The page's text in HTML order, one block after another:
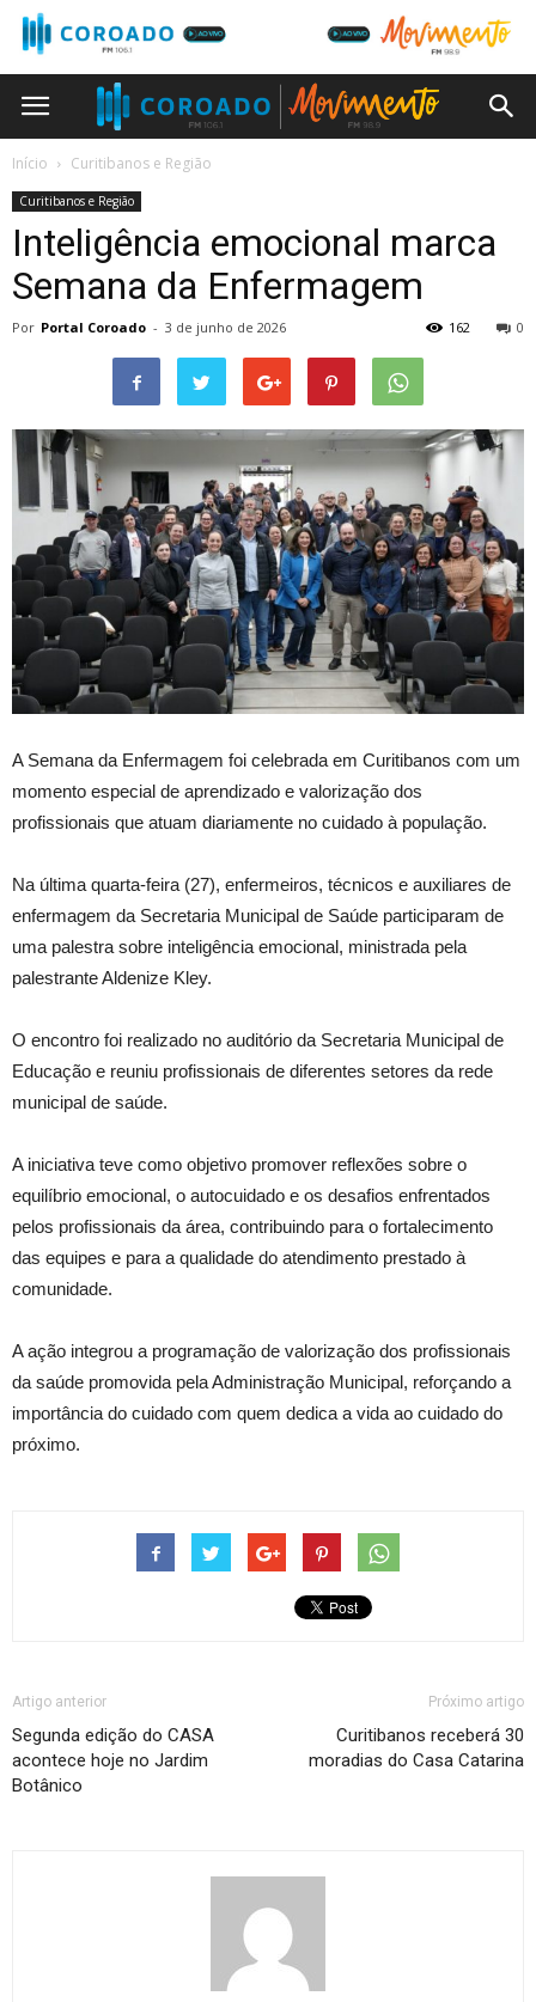
Início Curitibanos e Região
Curitibanos e Região
Inteligência emocional marca
Semana da Enfermagem
Por Portal Coroado - 3 de junho de 2026 0
162
A Semana da Enfermagem foi celebrada em Curitibanos com um
momento especial de aprendizado e valorização dos
profissionais que atuam diariamente no cuidado à população.
Na última quarta-feira (27), enfermeiros, técnicos e auxiliares de
enfermagem da Secretaria Municipal de Saúde participaram de
uma palestra sobre inteligência emocional, ministrada pela
palestrante Aldenize Kley.
O encontro foi realizado no auditório da Secretaria Municipal de
Educação e reuniu profissionais de diferentes setores da rede
municipal de saúde.
A iniciativa teve como objetivo promover reflexões sobre o
equilíbrio emocional, o autocuidado e os desafios enfrentados
pelos profissionais da área, contribuindo para o fortalecimento
das equipes e para a qualidade do atendimento prestado à
comunidade.
A ação integrou a programação de valorização dos profissionais
da saúde promovida pela Administração Municipal, reforçando a
importância do cuidado com quem dedica a vida ao cuidado do
próximo.
Artigo anterior
Segunda edição do CASA
acontece hoje no Jardim
Botânico
Próximo artigo
Curitibanos receberá 30
moradias do Casa Catarina